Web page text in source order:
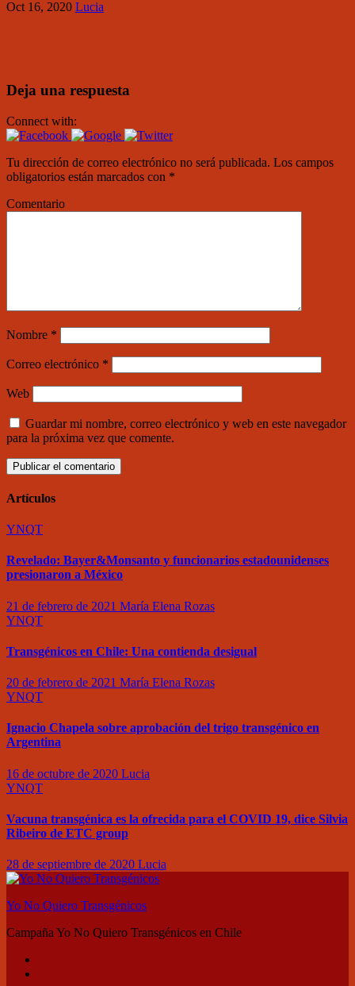
Oct 16, 2020 Lucia
Deja una respuesta
Connect with:
Tu dirección de correo electrónico no será publicada. Los campos
obligatorios están marcados con *
Comentario
Nombre *
Correo electrónico *
Web
Guardar mi nombre, correo electrónico y web en este navegador
para la próxima vez que comente.
Artículos
YNQT
Revelado: Bayer&Monsanto y funcionarios estadounidenses
presionaron a México
21 de febrero de 2021 María Elena Rozas
YNQT
Transgénicos en Chile: Una contienda desigual
20 de febrero de 2021 María Elena Rozas
YNQT
Ignacio Chapela sobre aprobación del trigo transgénico en
Argentina
16 de octubre de 2020 Lucia
YNQT
Vacuna transgénica es la ofrecida para el COVID 19, dice Silvia
Ribeiro de ETC group
28 de septiembre de 2020 Lucia
Yo No Quiero Transgénicos
Campaña Yo No Quiero Transgénicos en Chile